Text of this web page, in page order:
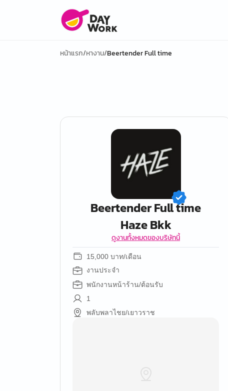
หน้าแรก/หางาน/Beertender Full time
Beertender Full time
Haze Bkk
ดูงานทั้งหมดของบริษัทนี้
15,000 บาท/เดือน
งานประจำ
พนักงานหน้าร้าน/ต้อนรับ
1
พลับพลาไชย/เยาวราช